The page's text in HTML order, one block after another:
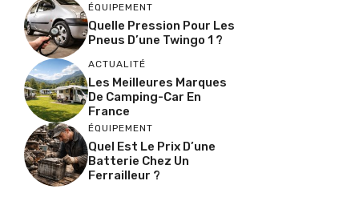
ÉQUIPEMENT
Quelle Pression Pour Les
Pneus D’une Twingo 1 ?
ACTUALITÉ
Les Meilleures Marques
De Camping-Car En
France
ÉQUIPEMENT
Quel Est Le Prix D’une
Batterie Chez Un
Ferrailleur ?